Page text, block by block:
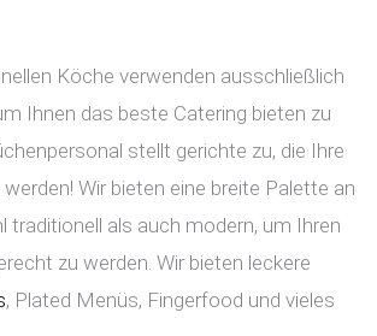
Köche verwenden ausschließlich
Ihnen das beste Catering bieten zu
stellt gerichte zu, die Ihre
Wir bieten eine breite Palette an
traditionell als auch modern, um Ihren
zu werden. Wir bieten leckere
, Plated Menüs, Fingerfood und vieles